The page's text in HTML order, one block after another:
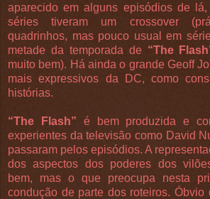
aparecido em alguns episódios de
séries tiveram um crossover
quadrinhos, mas pouco usual em
metade da temporada de “The
muito bem). Há ainda o grande Geoff
mais expressivos da DC, como
histórias.
“The Flash” é bem produzida e
experientes da televisão como David
passaram pelos episódios. A
dos aspectos dos poderes dos
bem, mas o que preocupa nesta
condução de parte dos roteiros. Óbvio